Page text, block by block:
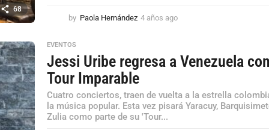
68
by Paola Hernández 4 años ago
s
o
EVENTOS
Jessi Uribe regresa a Venezuela
Tour Imparable
Cuatro conciertos, traen de vuelta a la estrella
la música popular. Esta vez pisará Yaracuy,
Zulia como parte de su 'Tour...